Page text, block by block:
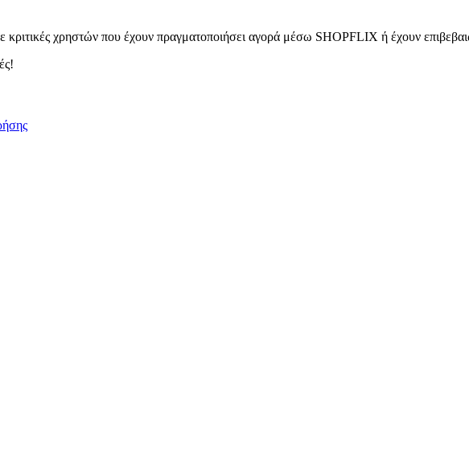
κριτικές χρηστών που έχουν πραγματοποιήσει αγορά μέσω SHOPFLIX ή έχουν